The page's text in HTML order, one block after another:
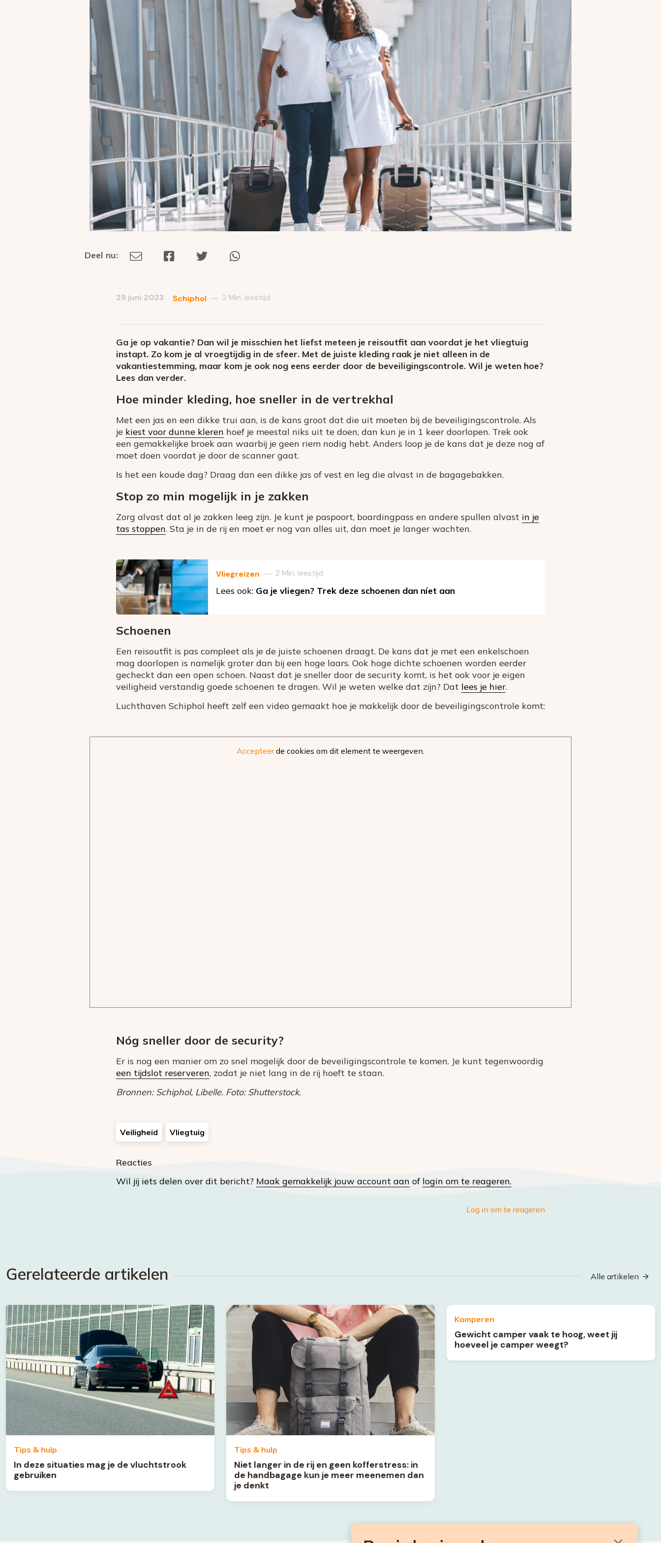
Deel
Deel nu:
mail
29 juni 2023 Schiphol — 2 Min. leestijd
Ga je op vakantie? Dan wil je misschien het liefst meteen je reisoutfit aan voordat je het vliegtuig
instapt. Zo kom je al vroegtijdig in de sfeer. Met de juiste kleding raak je niet alleen in de
vakantiestemming, maar kom je ook nog eens eerder door de beveiligingscontrole. Wil je weten hoe?
Lees dan verder.
Hoe minder kleding, hoe sneller in de vertrekhal
Met een jas en een dikke trui aan, is de kans groot dat die uit moeten bij de beveiligingscontrole. Als
je kiest voor dunne kleren hoef je meestal niks uit te doen, dan kun je in 1 keer doorlopen. Trek ook
een gemakkelijke broek aan waarbij je geen riem nodig hebt. Anders loop je de kans dat je deze nog af
moet doen voordat je door de scanner gaat.
Is het een koude dag? Draag dan een dikke jas of vest en leg die alvast in de bagagebakken.
Stop zo min mogelijk in je zakken
Zorg alvast dat al je zakken leeg zijn. Je kunt je paspoort, boardingpass en andere spullen alvast in je
tas stoppen. Sta je in de rij en moet er nog van alles uit, dan moet je langer wachten.
Vliegreizen — 2 Min. leestijd
Lees ook: Ga je vliegen? Trek deze schoenen dan níet aan
Schoenen
Een reisoutfit is pas compleet als je de juiste schoenen draagt. De kans dat je met een enkelschoen
mag doorlopen is namelijk groter dan bij een hoge laars. Ook hoge dichte schoenen worden eerder
gecheckt dan een open schoen. Naast dat je sneller door de security komt, is het ook voor je eigen
veiligheid verstandig goede schoenen te dragen. Wil je weten welke dat zijn? Dat lees je hier.
Luchthaven Schiphol heeft zelf een video gemaakt hoe je makkelijk door de beveiligingscontrole komt:
Accepteerde cookies om dit element te weergeven.
Nóg sneller door de security?
Er is nog een manier om zo snel mogelijk door de beveiligingscontrole te komen. Je kunt tegenwoordig
een tijdslot reserveren, zodat je niet lang in de rij hoeft te staan.
Bronnen: Schiphol, Libelle. Foto: Shutterstock.
Veiligheid Vliegtuig
Reacties
Wil jij iets delen over dit bericht? Maak gemakkelijk jouw account aan of login om te reageren.
Log in om te reageren
Gerelateerde artikelen Alle artikelen
Tips & hulp
In deze situaties mag je de vluchtstrook
gebruiken
Tips & hulp
Niet langer in de rij en geen kofferstress: in
de handbagage kun je meer meenemen dan
je denkt
Kamperen
Gewicht camper vaak te hoog, weet jij
hoeveel je camper weegt?